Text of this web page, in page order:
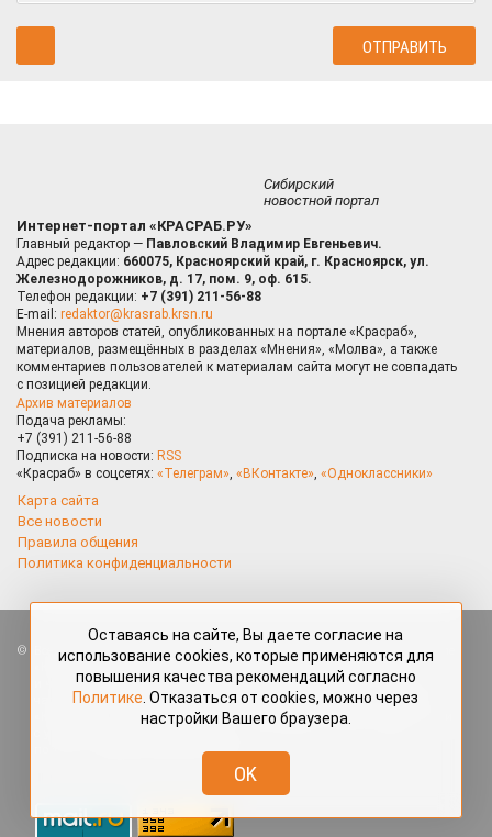
Сибирский
новостной портал
Интернет-портал «КРАСРАБ.РУ»
Главный редактор — Павловский Владимир Евгеньевич.
Адрес редакции: 660075, Красноярский край, г. Красноярск, ул.
Железнодорожников, д. 17, пом. 9, оф. 615.
Телефон редакции: +7 (391) 211-56-88
E-mail: redaktor@krasrab.krsn.ru
Мнения авторов статей, опубликованных на портале «Красраб»,
материалов, размещённых в разделах «Мнения», «Молва», а также
комментариев пользователей к материалам сайта могут не совпадать
с позицией редакции.
Архив материалов
Подача рекламы:
+7 (391) 211-56-88
Подписка на новости: RSS
«Красраб» в соцсетях: «Телеграм», «ВКонтакте», «Одноклассники»
Карта сайта
Все новости
Правила общения
Политика конфиденциальности
Все права защищены. Любые материалы, размещённые на портале
«Красраб.ру» сотрудниками редакции, нештатными авторами
и читателями, являются объектами авторского права. Полное или
частичное использование материалов, размещённых на портале
«Красраб.ру», допускается только с письменного согласия редакции
redaktor@krasrab.krsn.ru.
Оставаясь на сайте, Вы даете согласие на
использование cookies, которые применяются для
повышения качества рекомендаций согласно
Политике . Отказаться от cookies, можно через
настройки Вашего браузера.
OK